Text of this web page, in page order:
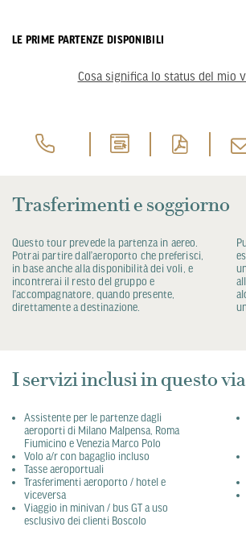
LE PRIME PARTENZE DISPONIBILI
Cosa significa lo status del mio
Trasferimenti e soggiorno
Questo tour prevede la partenza in aereo.
Potrai partire dall’aeroporto che preferisci,
in base anche alla disponibilità dei voli, e
incontrerai il resto del gruppo e
l’accompagnatore, quando presente,
direttamente a destinazione.
I servizi inclusi in questo
Assistente per le partenze dagli
aeroporti di Milano Malpensa, Roma
Fiumicino e Venezia Marco Polo
Volo a/r con bagaglio incluso
Tasse aeroportuali
Trasferimenti aeroporto / hotel e
viceversa
Viaggio in minivan / bus GT a uso
esclusivo dei clienti Boscolo